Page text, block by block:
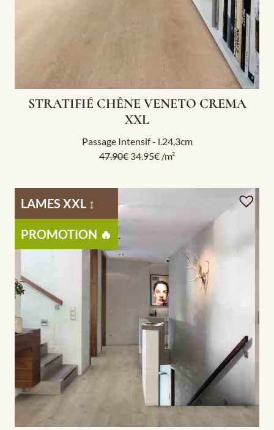
STRATIFIÉ CHÊNE VENETO CREMA
XXL
Passage Intensif - l.24,3cm
47.90€ 34.95€ /m²
LAMES XXL ​↕️
PROMOTION 🔥